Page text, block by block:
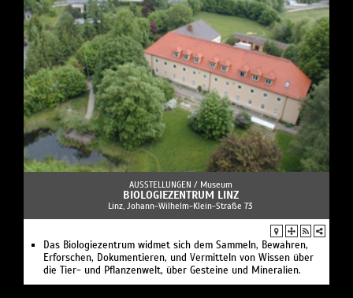
AUSSTELLUNGEN / Museum
BIOLOGIEZENTRUM LINZ
Linz, Johann-Wilhelm-Klein-Straße 73
Das Biologiezentrum widmet sich dem Sammeln, Bewahren,
Erforschen, Dokumentieren, und Vermitteln von Wissen über
die Tier- und Pflanzenwelt, über Gesteine und Mineralien.